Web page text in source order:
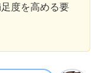
度を高める要